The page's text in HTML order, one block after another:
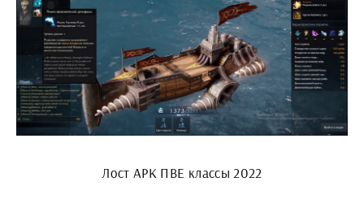
Лост АРК ПВЕ классы 2022